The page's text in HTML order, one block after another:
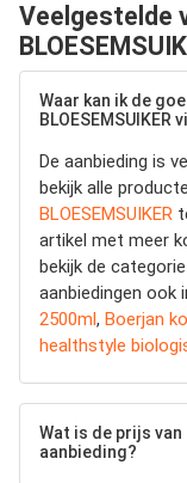
Veelgestelde
Waar kan ik de
BLOESEMSUIKER
De aanbieding is
bekijk alle
BLOESEMSUIKER
artikel met meer
bekijk de
aanbiedingen ook
2500ml, Boerjan
healthstyle
Wat is de prijs van
aanbieding?